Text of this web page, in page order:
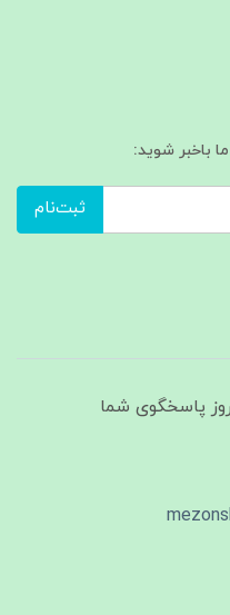
باخبر شوید:
ثبت‌نام
شبانه‌روز پاسخگوی شما